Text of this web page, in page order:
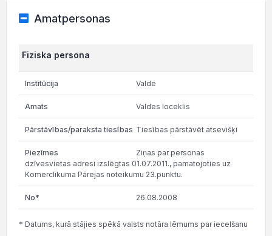
Amatpersonas
Fiziska persona
Valde
Valdes loceklis
Tiesības pārstāvēt atsevišķi
Ziņas par personas
dzīvesvietas adresi izslēgtas 01.07.2011., pamatojoties uz
Komerclikuma Pārejas noteikumu 23.punktu.
26.08.2008
* Datums, kurā stājies spēkā valsts notāra lēmums par iecelšanu